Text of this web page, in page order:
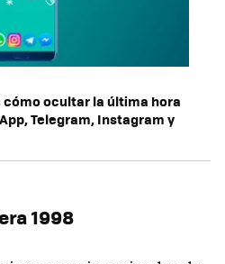
cómo ocultar la última hora
Telegram, Instagram y
1998